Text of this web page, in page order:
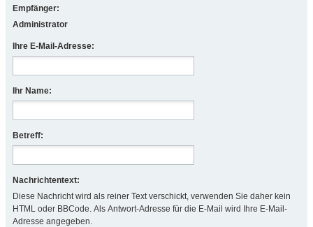
Empfänger:
Administrator
Ihre E-Mail-Adresse:
Ihr Name:
Betreff:
Nachrichtentext:
Diese Nachricht wird als reiner Text verschickt, verwenden Sie daher kein
HTML oder BBCode. Als Antwort-Adresse für die E-Mail wird Ihre E-Mail-
Adresse angegeben.